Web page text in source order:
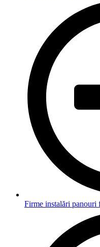
Firme instalări panouri